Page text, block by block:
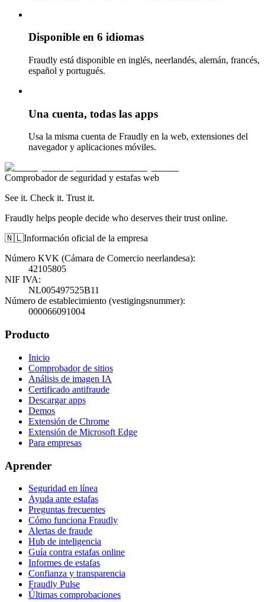
Disponible en 6 idiomas
Fraudly está disponible en inglés, neerlandés, alemán, francés,
español y portugués.
Una cuenta, todas las apps
Usa la misma cuenta de Fraudly en la web, extensiones del
navegador y aplicaciones móviles.
Comprobador de seguridad y estafas web
See it. Check it. Trust it.
Fraudly helps people decide who deserves their trust online.
🇳🇱Información oficial de la empresa
Número KVK (Cámara de Comercio neerlandesa):
42105805
NIF IVA:
NL005497525B11
Número de establecimiento (vestigingsnummer):
000066091004
Producto
Inicio
Comprobador de sitios
Análisis de imagen IA
Certificado antifraude
Descargar apps
Demos
Extensión de Chrome
Extensión de Microsoft Edge
Para empresas
Aprender
Seguridad en línea
Ayuda ante estafas
Preguntas frecuentes
Cómo funciona Fraudly
Alertas de fraude
Hub de inteligencia
Guía contra estafas online
Informes de estafas
Confianza y transparencia
Fraudly Pulse
Últimas comprobaciones